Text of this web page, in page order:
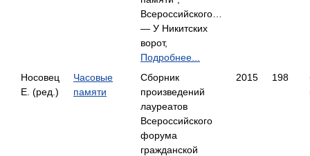
Всероссийского…
— У Никитских
ворот,
Подробнее...
Носовец
Е. (ред.)
Часовые
памяти
Сборник
произведений
лауреатов
Всероссийского
форума
гражданской
2015 198